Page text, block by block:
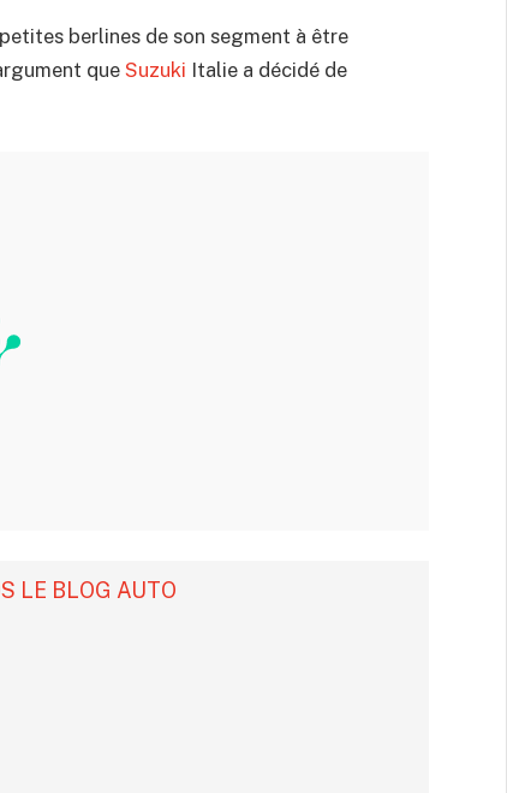
berlines de son segment à être
que Suzuki Italie a décidé de
LE BLOG AUTO